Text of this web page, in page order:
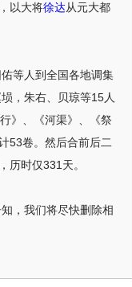
以大将徐达从元大都
等人到全国各地调集
，朱右、贝琼等15人
》、《河渠》、《祭
53卷。然后合前后二
历时仅331天。
，我们将尽快删除相